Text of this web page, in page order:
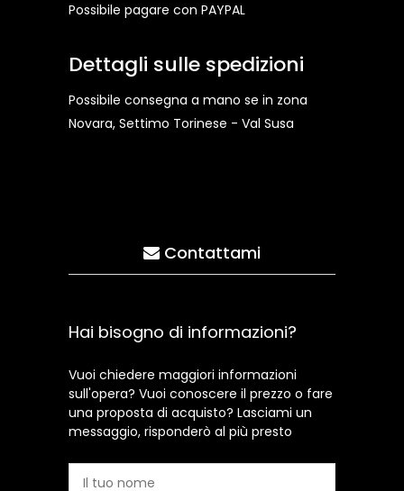
Possibile pagare con PAYPAL
Dettagli sulle spedizioni
Possibile consegna a mano se in zona
Novara, Settimo Torinese - Val Susa
Contattami
Hai bisogno di informazioni?
Vuoi chiedere maggiori informazioni
sull'opera? Vuoi conoscere il prezzo o fare
una proposta di acquisto? Lasciami un
messaggio, risponderò al più presto